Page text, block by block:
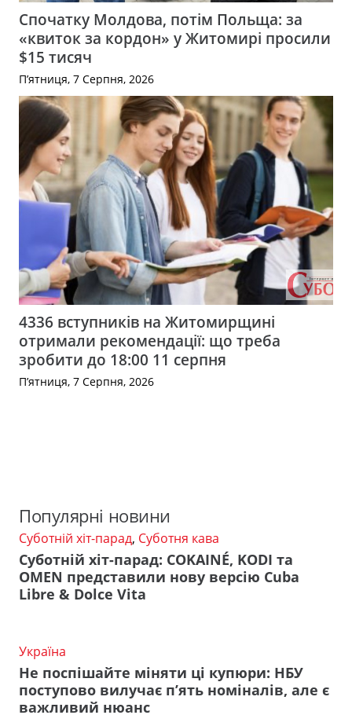
Спочатку Молдова, потім Польща: за
«квиток за кордон» у Житомирі просили
$15 тисяч
П’ятниця, 7 Серпня, 2026
4336 вступників на Житомирщині
отримали рекомендації: що треба
зробити до 18:00 11 серпня
П’ятниця, 7 Серпня, 2026
Популярні новини
Суботній хіт-парад, Суботня кава
Суботній хіт-парад: COKAINÉ, KODI та
OMEN представили нову версію Cuba
Libre & Dolce Vita
Україна
Не поспішайте міняти ці купюри: НБУ
поступово вилучає п’ять номіналів, але є
важливий нюанс